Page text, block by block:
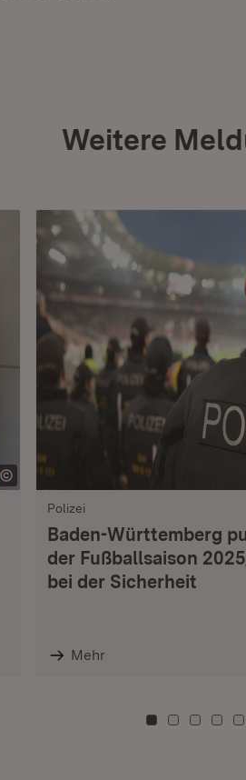
Weitere
Polizei
Baden-Württemberg
der Fußballsaison
bei der Sicherheit
Mehr
Zu Kachel: 0
Zu Zu Zu